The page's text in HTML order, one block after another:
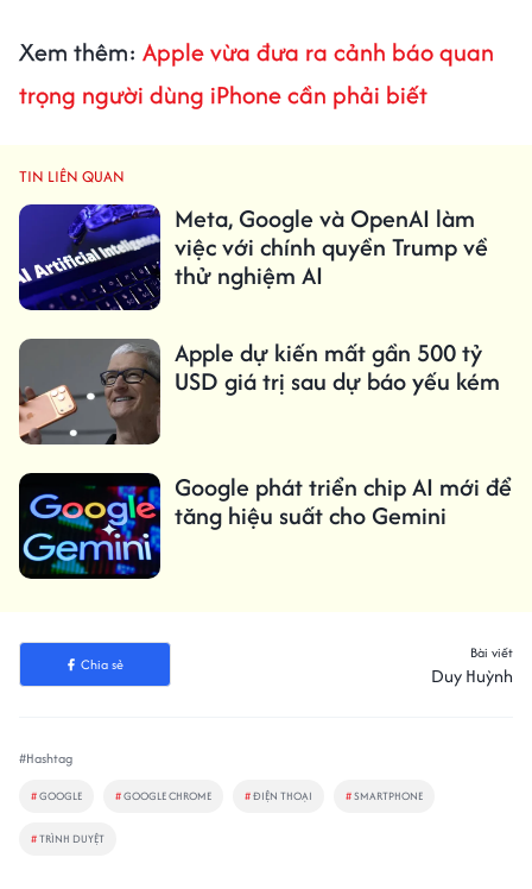
Xem thêm: Apple vừa đưa ra cảnh báo quan
trọng người dùng iPhone cần phải biết
TIN LIÊN QUAN
Meta, Google và OpenAI làm
việc với chính quyền Trump về
thử nghiệm AI
Apple dự kiến ​​mất gần 500 tỷ
USD giá trị sau dự báo yếu kém
Google phát triển chip AI mới để
tăng hiệu suất cho Gemini
Chia sẻ
Bài viết
Duy Huỳnh
#Hashtag
#GOOGLE #GOOGLE CHROME #ĐIỆN THOẠI #SMARTPHONE
#TRÌNH DUYỆT